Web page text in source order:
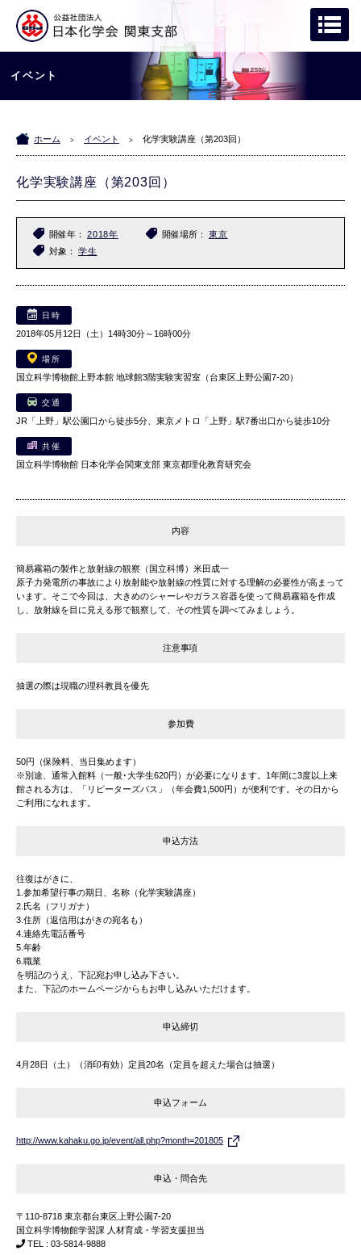
イベント
ホーム > イベント > 化学実験講座（第203回）
化学実験講座（第203回）
開催年 2018年 開催場所
東京
対象
学生
日時
2018年05月12日（土）14時30分～16時00分
場所
国立科学博物館上野本館 地球館3階実験実習室（台東区上野公園7-20）
交通
JR「上野」駅公園口から徒歩5分、東京メトロ「上野」駅7番出口から徒歩10分
共催
国立科学博物館 日本化学会関東支部 東京都理化教育研究会
内容
簡易霧箱の製作と放射線の観察（国立科博）米田成一
原子力発電所の事故により放射能や放射線の性質に対する理解の必要性が高まって
います。そこで今回は、大きめのシャーレやガラス容器を使って簡易霧箱を作成
し、放射線を目に見える形で観察して、その性質を調べてみましょう。
注意事項
抽選の際は現職の理科教員を優先
参加費
50円（保険料、当日集めます）
※別途、通常入館料（一般･大学生620円）が必要になります。1年間に3度以上来
館される方は、「リピーターズパス」（年会費1,500円）が便利です。その日から
ご利用になれます。
申込方法
往復はがきに、
1.参加希望行事の期日、名称（化学実験講座）
2.氏名（フリガナ）
3.住所（返信用はがきの宛名も）
4.連絡先電話番号
5.年齢
6.職業
を明記のうえ、下記宛お申し込み下さい。
また、下記のホームページからもお申し込みいただけます。
申込締切
4月28日（土）（消印有効）定員20名（定員を超えた場合は抽選）
申込フォーム
http://www.kahaku.go.jp/event/all.php?month=201805
申込・問合先
〒110-8718 東京都台東区上野公園7-20
国立科学博物館学習課 人材育成・学習支援担当
TEL : 03-5814-9888